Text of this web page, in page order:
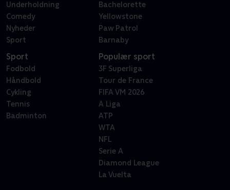
Underholdning
Comedy
Nyheder
Sport
Bachelorette
Yellowstone
Paw Patrol
Barnaby
Sport
Fodbold
Håndbold
Cykling
Tennis
Badminton
Populær sport
3F Superliga
Tour de France
FIFA VM 2026
A Liga
ATP
WTA
NFL
Serie A
Diamond League
La Vuelta